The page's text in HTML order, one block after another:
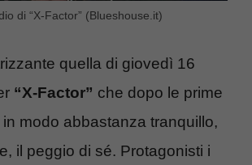
di “X-Factor” (Blueshouse.it)
quella di giovedì 16
“X-Factor” che dopo le prime
modo abbastanza tranquillo,
il peggio di sé. Protagonisti i